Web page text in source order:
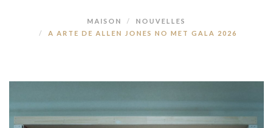
MAISON
NOUVELLES
A ARTE DE ALLEN JONES NO MET GALA 2026